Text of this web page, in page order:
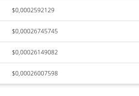
$0,0002592129
$0,00026745745
$0,00026149082
$0,00026007598